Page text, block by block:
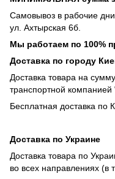
Самовывоз в рабочие
ул. Ахтырская 6б.
Мы работаем по 100%
Доставка по городу
Доставка товара на
транспортной
Бесплатная доставка по
Доставка по Украине
Доставка товара по
во всех направлениях (в